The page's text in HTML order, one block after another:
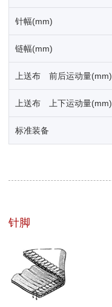
针幅(mm)
链幅(mm)
上送布 前后运动量(mm)
上送布 上下运动量(mm)
标准装备
针脚